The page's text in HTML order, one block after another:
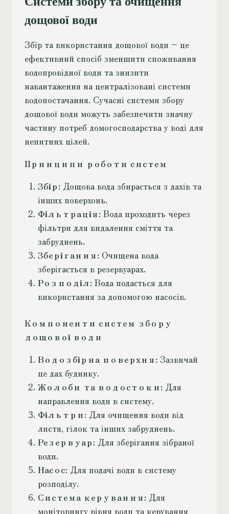
дощової води
Збір та використання дощової води – це
ефективний спосіб зменшити споживання
водопровідної води та знизити
навантаження на централізовані системи
водопостачання. Сучасні системи збору
дощової води можуть забезпечити значну
частину потреб домогосподарства у воді для
непитних цілей.
Принципи роботи систем
Збір: Дощова вода збирається з дахів та
інших поверхонь.
Фільтрація: Вода проходить через
фільтри для видалення сміття та
забруднень.
Зберігання: Очищена вода
зберігається в резервуарах.
Розподіл: Вода подається для
використання за допомогою насосів.
Компоненти систем збору
дощової води
Водозбірна поверхня: Зазвичай
це дах будинку.
Жолоби та водостоки: Для
направлення води в систему.
Фільтри: Для очищення води від
листя, гілок та інших забруднень.
Резервуар: Для зберігання зібраної
води.
Насос: Для подачі води в систему
розподілу.
Система керування: Для
моніторингу рівня води та керування